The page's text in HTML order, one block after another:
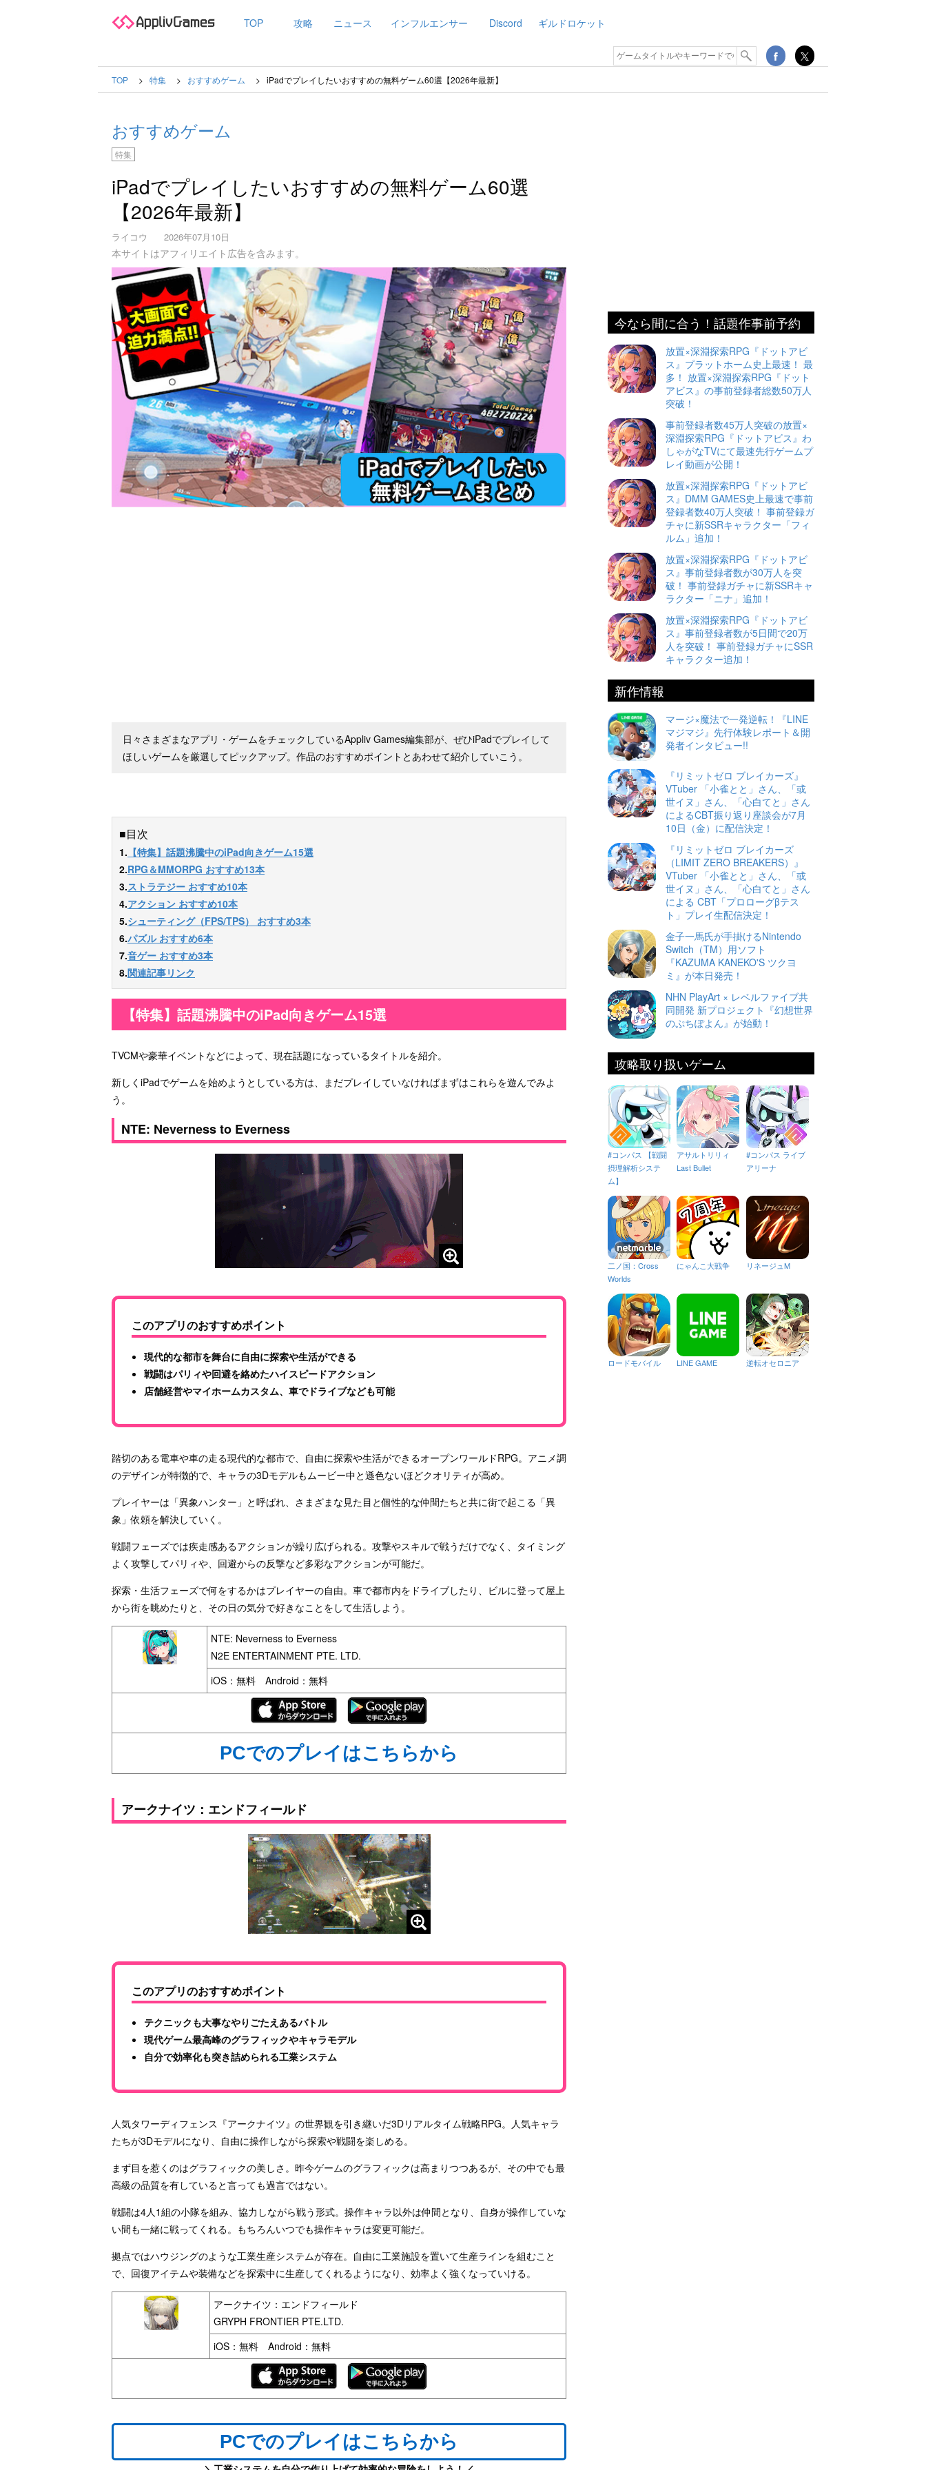
TOP 攻略 ニュース インフルエンサー Discord ギルドロケット
TOP 特集 おすすめゲーム iPadでプレイしたいおすすめの無料ゲーム60選【2026年最新】
おすすめゲーム
特集
iPadでプレイしたいおすすめの無料ゲーム60選
【2026年最新】
ライコウ 2026年07月10日
本サイトはアフィリエイト広告を含みます。
日々さまざまなアプリ・ゲームをチェックしているAppliv Games編集部が、ぜひiPadでプレイして
ほしいゲームを厳選してピックアップ。作品のおすすめポイントとあわせて紹介していこう。
■目次
1. 【特集】話題沸騰中のiPad向きゲーム15選
2.RPG＆MMORPG おすすめ13本
3.ストラテジー おすすめ10本
4.アクション おすすめ10本
5.シューティング（FPS/TPS） おすすめ3本
6.パズル おすすめ6本
7.音ゲー おすすめ3本
8.関連記事リンク
【特集】話題沸騰中のiPad向きゲーム15選
TVCMや豪華イベントなどによって、現在話題になっているタイトルを紹介。
新しくiPadでゲームを始めようとしている方は、まだプレイしていなければまずはこれらを遊んでみよ
う。
NTE: Neverness to Everness
このアプリのおすすめポイント
現代的な都市を舞台に自由に探索や生活ができる
戦闘はパリィや回避を絡めたハイスピードアクション
店舗経営やマイホームカスタム、車でドライブなども可能
踏切のある電車や車の走る現代的な都市で、自由に探索や生活ができるオープンワールドRPG。アニメ調
のデザインが特徴的で、キャラの3Dモデルもムービー中と遜色ないほどクオリティが高め。
プレイヤーは「異象ハンター」と呼ばれ、さまざまな見た目と個性的な仲間たちと共に街で起こる「異
象」依頼を解決していく。
戦闘フェーズでは疾走感あるアクションが繰り広げられる。攻撃やスキルで戦うだけでなく、タイミング
よく攻撃してパリィや、回避からの反撃など多彩なアクションが可能だ。
探索・生活フェーズで何をするかはプレイヤーの自由。車で都市内をドライブしたり、ビルに登って屋上
から街を眺めたりと、その日の気分で好きなことをして生活しよう。
NTE: Neverness to Everness
N2E ENTERTAINMENT PTE. LTD.
iOS：無料 Android：無料
PCでのプレイはこちらから
アークナイツ：エンドフィールド
このアプリのおすすめポイント
テクニックも大事なやりごたえあるバトル
現代ゲーム最高峰のグラフィックやキャラモデル
自分で効率化も突き詰められる工業システム
人気タワーディフェンス『アークナイツ』の世界観を引き継いだ3Dリアルタイム戦略RPG。人気キャラ
たちが3Dモデルになり、自由に操作しながら探索や戦闘を楽しめる。
まず目を惹くのはグラフィックの美しさ。昨今ゲームのグラフィックは高まりつつあるが、その中でも最
高級の品質を有していると言っても過言ではない。
戦闘は4人1組の小隊を組み、協力しながら戦う形式。操作キャラ以外は仲間となり、自身が操作していな
い間も一緒に戦ってくれる。もちろんいつでも操作キャラは変更可能だ。
拠点ではハウジングのような工業生産システムが存在。自由に工業施設を置いて生産ラインを組むこと
で、回復アイテムや装備などを探索中に生産してくれるようになり、効率よく強くなっていける。
アークナイツ：エンドフィールド
GRYPH FRONTIER PTE.LTD.
iOS：無料 Android：無料
PCでのプレイはこちらから
今なら間に合う！話題作事前予約
放置×深淵探索RPG『ドットアビ
ス』プラットホーム史上最速！ 最
多！ 放置×深淵探索RPG『ドット
アビス』の事前登録者総数50万人
突破！
事前登録者数45万人突破の放置×
深淵探索RPG『ドットアビス』わ
しゃがなTVにて最速先行ゲームプ
レイ動画が公開！
放置×深淵探索RPG『ドットアビ
ス』DMM GAMES史上最速で事前
登録者数40万人突破！ 事前登録ガ
チャに新SSRキャラクター「フィ
ルム」追加！
放置×深淵探索RPG『ドットアビ
ス』事前登録者数が30万人を突
破！ 事前登録ガチャに新SSRキャ
ラクター「ニナ」追加！
放置×深淵探索RPG『ドットアビ
ス』事前登録者数が5日間で20万
人を突破！ 事前登録ガチャにSSR
キャラクター追加！
新作情報
マージ×魔法で一発逆転！『LINE
マジマジ』先行体験レポート＆開
発者インタビュー!!
『リミットゼロ ブレイカーズ』
VTuber 「小雀とと」さん、「或
世イヌ」さん、「心白てと」さん
によるCBT振り返り座談会が7月
10日（金）に配信決定！
『リミットゼロ ブレイカーズ
（LIMIT ZERO BREAKERS）』
VTuber 「小雀とと」さん、「或
世イヌ」さん、「心白てと」さん
による CBT「プロローグβテス
ト」プレイ生配信決定！
金子一馬氏が手掛けるNintendo
Switch（TM）用ソフト
『KAZUMA KANEKO'S ツクヨ
ミ』が本日発売！
NHN PlayArt × レベルファイブ共
同開発 新プロジェクト『幻想世界
のぷちぽよん』が始動！
攻略取り扱いゲーム
#コンパス 【戦闘
摂理解析システ
ム】
アサルトリリィ
Last Bullet
#コンパス ライブ
アリーナ
二ノ国：Cross
Worlds
にゃんこ大戦争 リネージュM
ロードモバイル LINE GAME 逆転オセロニア